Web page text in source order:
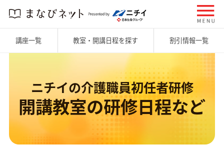
講座一覧 教室・開講日程を探す 割引情報一覧
ニチイの介護職員初任者研修
開講教室の研修日程など